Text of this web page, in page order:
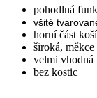
pohodlná
všité
horní část
široká,
velmi vhodná
bez kostic